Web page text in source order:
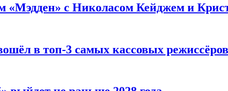
с Николасом Кейджем и
в топ-3 самых кассовых